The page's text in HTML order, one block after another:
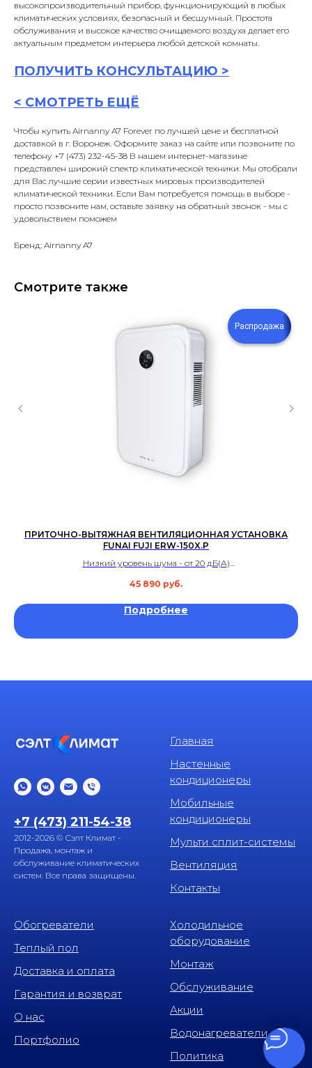
высокопроизводительный прибор, функционирующий в любых
климатических условиях, безопасный и бесшумный. Простота
обслуживания и высокое качество очищаемого воздуха делает его
актуальным предметом интерьера любой детской комнаты.
ПОЛУЧИТЬ КОНСУЛЬТАЦИЮ >
< СМОТРЕТЬ ЕЩЁ
Чтобы купить Airnanny A7 Forever по лучшей цене и бесплатной
доставкой в г. Воронеж. Оформите заказ на сайте или позвоните по
телефону +7 (473) 232-45-38 В нашем интернет-магазине
представлен широкий спектр климатической техники. Мы отобрали
для Вас лучшие серии известных мировых производителей
климатической техники. Если Вам потребуется помощь в выборе -
просто позвоните нам, оставьте заявку на обратный звонок - мы с
удовольствием поможем
Бренд: Airnanny A7
Смотрите также
Распродажа
ПРИТОЧНО-ВЫТЯЖНАЯ ВЕНТИЛЯЦИОННАЯ УСТАНОВКА
FUNAI FUJI ERW-150X.P
Низкий уровень шума - от 20 дБ(А)
Гарантия 3 года
45 890 руб.
Подробнее
+7 (473) 211-54-38
2012-2026 © Сэлт Климат -
Продажа, монтаж и
обслуживание климатических
систем. Все права защищены.
Главная
Настенные
кондиционеры
Мобильные
кондиционеры
Мульти сплит-системы
Вентиляция
Контакты
Обогреватели
Теплый пол
Доставка и оплата
Гарантия и возврат
О нас
Портфолио
Холодильное
оборудование
Монтаж
Обслуживание
Акции
Водонагреватели
Политика